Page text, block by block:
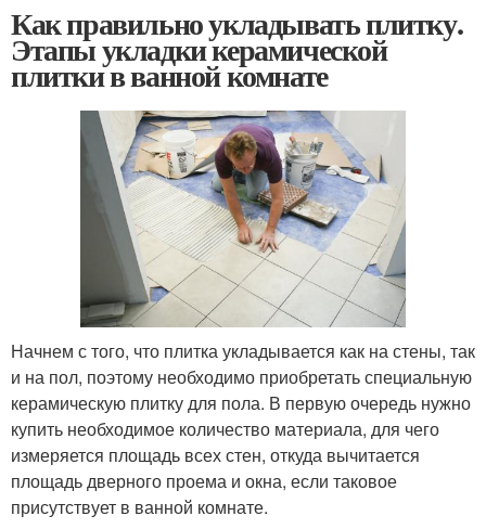
Как правильно укладывать плитку.
Этапы укладки керамической
плитки в ванной комнате
Начнем с того, что плитка укладывается как на стены, так
и на пол, поэтому необходимо приобретать специальную
керамическую плитку для пола. В первую очередь нужно
купить необходимое количество материала, для чего
измеряется площадь всех стен, откуда вычитается
площадь дверного проема и окна, если таковое
присутствует в ванной комнате.